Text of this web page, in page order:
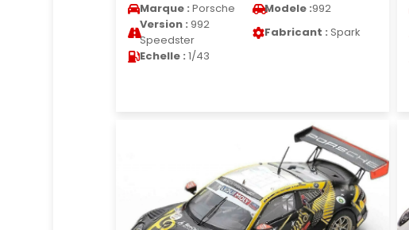
Marque : Porsche Modele :992
Version : 992
Speedster
Fabricant : Spark
Echelle : 1/43